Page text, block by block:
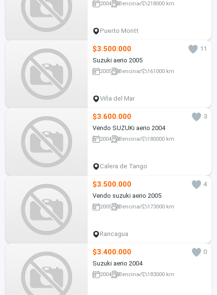
2004 Bencina 218000 km
Puerto Montt
$3.500.000
11
Suzuki aerio 2005
2005 Bencina 161000 km
Viña del Mar
$3.600.000
3
Vendo SUZUKi aerio 2004
2004 Bencina 180000 km
Calera de Tango
$3.500.000
4
Vendo suzuki aerio 2005
2005 Bencina 173000 km
Rancagua
$3.400.000
0
Suzuki aerio 2004
2004 Bencina 183000 km